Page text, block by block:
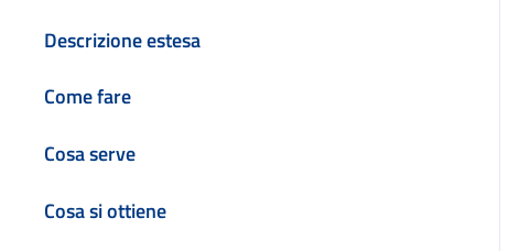
Descrizione estesa
Come fare
Cosa serve
Cosa si ottiene